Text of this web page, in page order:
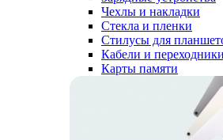
Чехлы и накладки
Стекла и пленки
Стилусы для
Кабели и переходники
Карты памяти